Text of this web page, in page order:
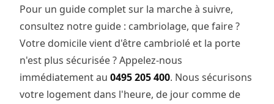
Pour un guide complet sur la marche à suivre,
consultez notre guide : cambriolage, que faire ?
Votre domicile vient d'être cambriolé et la porte
n'est plus sécurisée ? Appelez-nous
immédiatement au 0495 205 400. Nous sécurisons
votre logement dans l'heure, de jour comme de